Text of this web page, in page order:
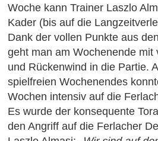
Woche kann Trainer Laszlo
Kader (bis auf die
Dank der vollen Punkte aus
geht man am Wochenende mit
und Rückenwind in die Partie.
spielfreien Wochenendes
Wochen intensiv auf die
Es wurde der konsequente
den Angriff auf die Ferlacher